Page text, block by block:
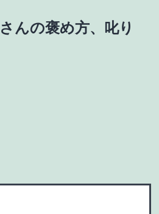
んの褒め方、叱り